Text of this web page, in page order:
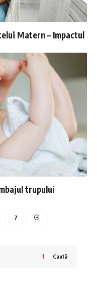
Matern – Impactul
trupului
7
Caută